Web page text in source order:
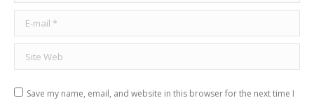
E-mail *
Site Web
Save my name, email, and website in this browser for the next time I